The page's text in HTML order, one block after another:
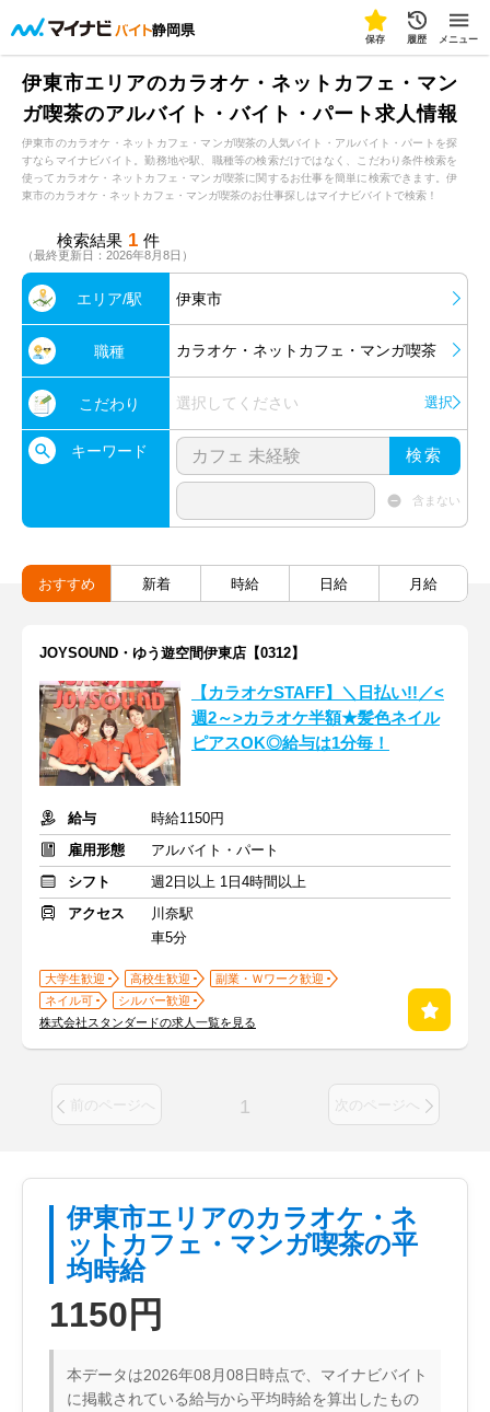
静岡県
保存 履歴 メニュー
伊東市エリアのカラオケ・ネットカフェ・マン
ガ喫茶のアルバイト・バイト・パート求人情報
伊東市のカラオケ・ネットカフェ・マンガ喫茶の人気バイト・アルバイト・パートを探
すならマイナビバイト。勤務地や駅、職種等の検索だけではなく、こだわり条件検索を
使ってカラオケ・ネットカフェ・マンガ喫茶に関するお仕事を簡単に検索できます。伊
東市のカラオケ・ネットカフェ・マンガ喫茶のお仕事探しはマイナビバイトで検索！
検索結果 1 件
（最終更新日：2026年8月8日）
エリア/駅 伊東市
職種 カラオケ・ネットカフェ・マンガ喫茶
こだわり 選択してください 選択
キーワード 検索
含まない
おすすめ 新着 時給 日給 月給
JOYSOUND・ゆう遊空間伊東店【0312】
【カラオケSTAFF】＼日払い!!／<
週2～>カラオケ半額★髪色ネイル
ピアスOK◎給与は1分毎！
給与
時給1150円
雇用形態
アルバイト・パート
シフト
週2日以上 1日4時間以上
アクセス
川奈駅
車5分
大学生歓迎 高校生歓迎
副業・Ｗワーク歓迎
ネイル可
シルバー歓迎
株式会社スタンダードの求人一覧を見る
前のページへ 1 次のページへ
伊東市エリアのカラオケ・ネ
ットカフェ・マンガ喫茶の平
均時給
1150円
本データは2026年08月08日時点で、マイナビバイト
に掲載されている給与から平均時給を算出したもの